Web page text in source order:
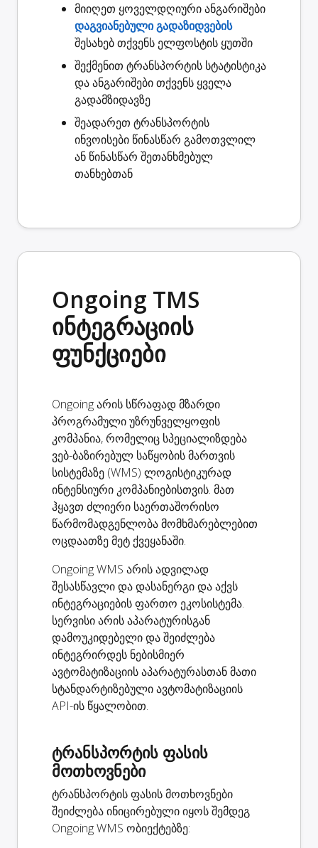
მიიღეთ ყოველდღიური ანგარიშები
დაგვიანებული გადაზიდვების
შესახებ თქვენს ელფოსტის ყუთში
შექმენით ტრანსპორტის სტატისტიკა
და ანგარიშები თქვენს ყველა
გადამზიდავზე
შეადარეთ ტრანსპორტის
ინვოისები წინასწარ გამოთვლილ
ან წინასწარ შეთანხმებულ
თანხებთან
Ongoing TMS
ინტეგრაციის
ფუნქციები
Ongoing არის სწრაფად მზარდი
პროგრამული უზრუნველყოფის
კომპანია, რომელიც სპეციალიზდება
ვებ-ბაზირებულ საწყობის მართვის
სისტემაზე (WMS) ლოგისტიკურად
ინტენსიური კომპანიებისთვის. მათ
ჰყავთ ძლიერი საერთაშორისო
წარმომადგენლობა მომხმარებლებით
ოცდაათზე მეტ ქვეყანაში.
Ongoing WMS არის ადვილად
შესასწავლი და დასანერგი და აქვს
ინტეგრაციების ფართო ეკოსისტემა.
სერვისი არის აპარატურისგან
დამოუკიდებელი და შეიძლება
ინტეგრირდეს ნებისმიერ
ავტომატიზაციის აპარატურასთან მათი
სტანდარტიზებული ავტომატიზაციის
API-ის წყალობით.
ტრანსპორტის ფასის
მოთხოვნები
ტრანსპორტის ფასის მოთხოვნები
შეიძლება ინიცირებული იყოს შემდეგ
Ongoing WMS ობიექტებზე: